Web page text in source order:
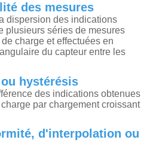
des mesures
dispersion des indications
plusieurs séries de mesures
charge et effectuées en
du capteur entre les
hystérésis
des indications obtenues
par chargement croissant
d'interpolation ou